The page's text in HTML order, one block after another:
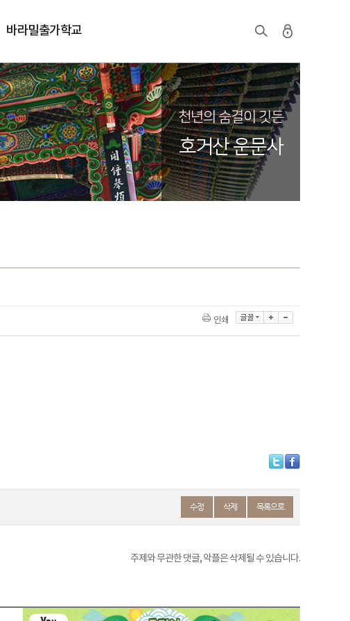
바라밀출가학교
천년의 숨결이 깃든
호거산 운문사
인쇄
수정 삭제 목록으로
주제와 무관한 댓글, 악플은 삭제될 수 있습니다.